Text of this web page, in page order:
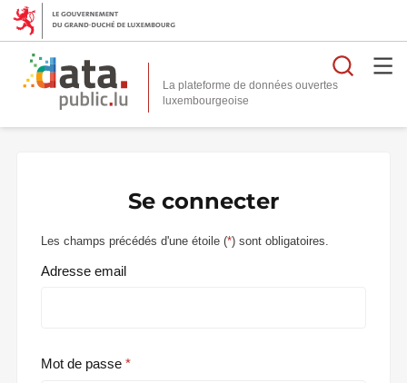
La plateforme de données ouvertes
Se connecter
Les champs précédés d'une étoile (*) sont obligatoires.
Adresse email
Mot de passe